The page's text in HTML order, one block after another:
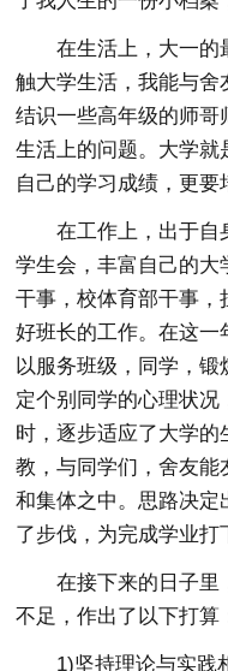
在生活上，大一的
触大学生活，我能与
结识一些高年级的师哥
生活上的问题。大学
自己的学习成绩，更要
在工作上，出于自
学生会，丰富自己的大
干事，校体育部干事
好班长的工作。在这一
以服务班级，同学，
定个别同学的心理状况
时，逐步适应了大学
教，与同学们，舍友
和集体之中。思路决定
了步伐，为完成学业打
在接下来的日子里
不足，作出了以下打算
1)坚持理论与实践